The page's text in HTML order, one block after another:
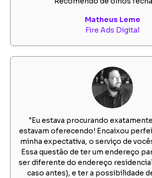
Matheus Leme
Fire Ads Digital
"Eu estava procurando
estavam oferecendo! Encaixou
minha expectativa, o serviço de
Essa questão de ter um endereço
ser diferente do endereço
caso antes), e ter a possibilidade